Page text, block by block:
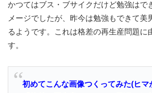
かつてはブス・ブサイクだけど勉強はで
メージでしたが、昨今は勉強もできて美
るようです。これは格差の再生産問題に
す。
初めてこんな画像つくってみた(ヒマ